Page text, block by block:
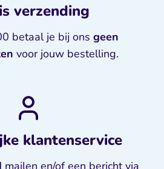
verzending
betaal je bij ons geen
voor jouw bestelling.
klantenservice
mailen en/of een bericht via